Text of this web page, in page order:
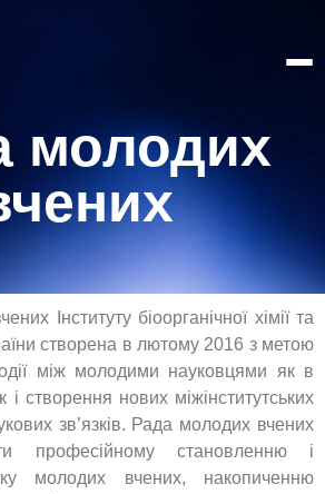
молодих
Інституту біоорганічної хімії та
створена в лютому 2016 з метою
між молодими науковцями як в
і створення нових міжінститутських
зв’язків. Рада молодих вчених
професійному становленню і
молодих вчених, накопиченню